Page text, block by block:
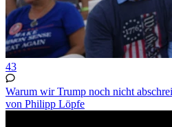
43
Warum wir Trump noch nicht
von Philipp Löpfe